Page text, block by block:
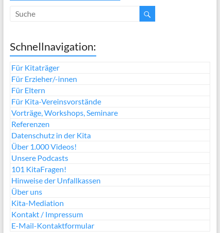
Schnellnavigation:
Für Kitaträger
Für Erzieher/-innen
Für Eltern
Für Kita-Vereinsvorstände
Vorträge, Workshops, Seminare
Referenzen
Datenschutz in der Kita
Über 1.000 Videos!
Unsere Podcasts
101 KitaFragen!
Hinweise der Unfallkassen
Über uns
Kita-Mediation
Kontakt / Impressum
E-Mail-Kontaktformular